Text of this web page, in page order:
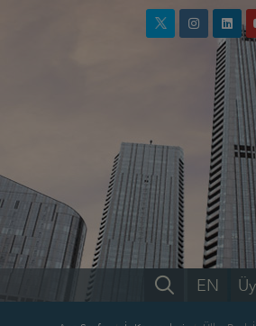
EN